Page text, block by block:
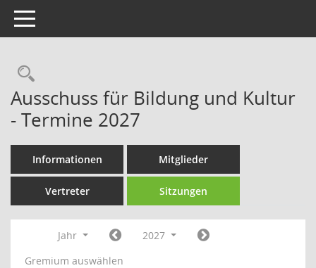
Toggle navigation
Rechercheauswahl
Ausschuss für Bildung und Kultur
- Termine 2027
Informationen Mitglieder
Vertreter Sitzungen
Jahr
2027
Gremium auswählen